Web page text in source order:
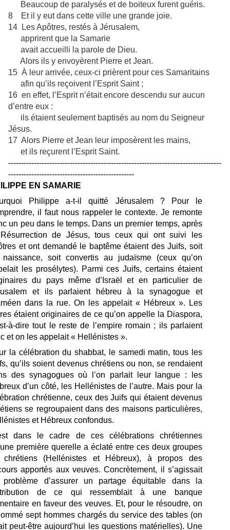
Beaucoup de paralysés et de boiteux furent guéris.
8 Et il y eut dans cette ville une grande joie.
14 Les Apôtres, restés à Jérusalem,
apprirent que la Samarie
avait accueilli la parole de Dieu.
Alors ils y envoyèrent Pierre et Jean.
15 À leur arrivée, ceux-ci prièrent pour ces Samaritains
afin qu’ils reçoivent l’Esprit Saint ;
16 en effet, l’Esprit n’était encore descendu sur aucun
d’entre eux :
ils étaient seulement baptisés au nom du Seigneur
Jésus.
17 Alors Pierre et Jean leur imposèrent les mains,
et ils reçurent l’Esprit Saint.
-----------------------------------------------------------------------------------
-------------------------------------------------
EN SAMARIE
Philippe a-t-il quitté Jérusalem ?
Pour le
il faut nous rappeler le contexte. Je remonte
un peu dans le temps. Dans un premier temps, après
de Jésus, tous ceux qui ont suivi les
et ont demandé le baptême étaient des Juifs, soit
soit convertis au judaïsme (ceux qu’on
les prosélytes). Parmi ces Juifs, certains étaient
du pays même d’Israël et en particulier de
et ils parlaient hébreu à la synagogue et
dans la rue. On les appelait « Hébreux ». Les
étaient originaires de ce qu’on appelle la Diaspora,
à-dire tout le reste de l’empire romain ; ils parlaient
et on les appelait « Hellénistes ».
la célébration du shabbat, le samedi matin, tous les
qu’ils soient devenus chrétiens ou non, se rendaient
des synagogues où l’on parlait leur langue : les
d’un côté, les Hellénistes de l’autre. Mais pour la
chrétienne, ceux des Juifs qui étaient devenus
se regroupaient dans des maisons particulières,
et Hébreux confondus.
dans le cadre de ces célébrations chrétiennes
première querelle a éclaté entre ces deux groupes
chrétiens (Hellénistes et Hébreux), à propos des
apportés aux veuves. Concrètement, il s’agissait
d’assurer un partage équitable dans la
de ce qui ressemblait à une banque
en faveur des veuves. Et, pour le résoudre, on
sept hommes chargés du service des tables (on
peut-être aujourd’hui les questions matérielles). Une